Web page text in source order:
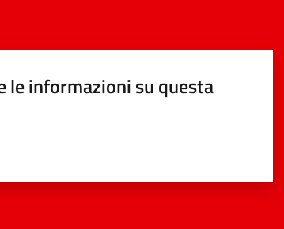
le informazioni su questa